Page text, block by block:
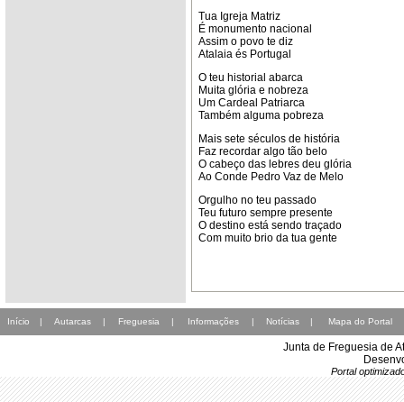
Tua Igreja Matriz
É monumento nacional
Assim o povo te diz
Atalaia és Portugal
O teu historial abarca
Muita glória e nobreza
Um Cardeal Patriarca
Também alguma pobreza
Mais sete séculos de história
Faz recordar algo tão belo
O cabeço das lebres deu glória
Ao Conde Pedro Vaz de Melo
Orgulho no teu passado
Teu futuro sempre presente
O destino está sendo traçado
Com muito brio da tua gente
Início | Autarcas | Freguesia | Informações | Notícias | Mapa do Portal
Junta de Freguesia de
Portal